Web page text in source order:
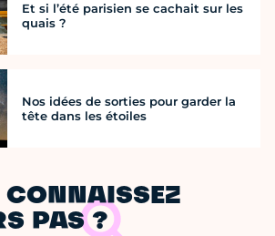
Et si l’été parisien se cachait sur les
quais ?
Nos idées de sorties pour garder la
tête dans les étoiles
CONNAISSEZ
PAS ?